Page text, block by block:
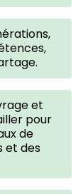
et
pour
de
et des